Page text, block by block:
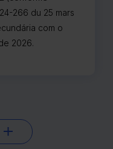
266 du 25 mars
com o
2026.